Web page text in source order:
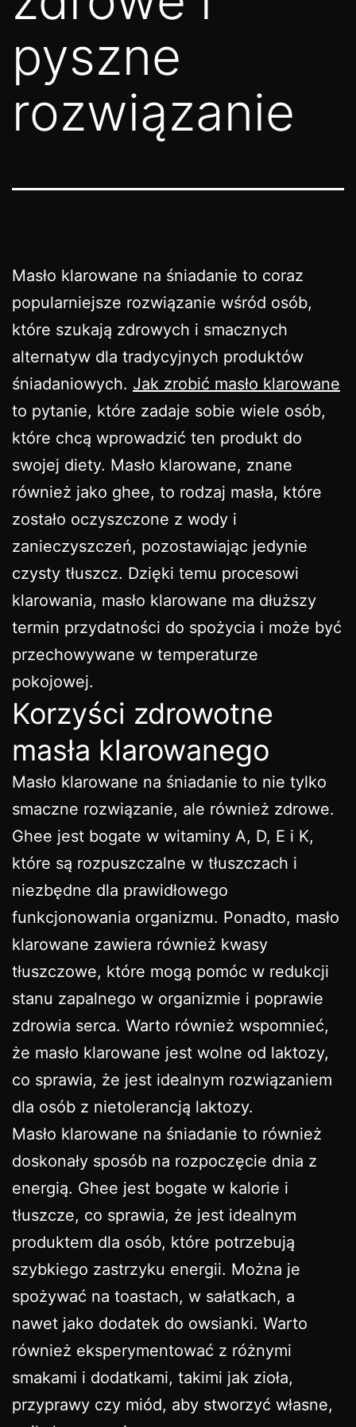
pyszne
rozwiązanie
Masło klarowane na śniadanie to coraz
popularniejsze rozwiązanie wśród osób,
które szukają zdrowych i smacznych
alternatyw dla tradycyjnych produktów
śniadaniowych. Jak zrobić masło klarowane
to pytanie, które zadaje sobie wiele osób,
które chcą wprowadzić ten produkt do
swojej diety. Masło klarowane, znane
również jako ghee, to rodzaj masła, które
zostało oczyszczone z wody i
zanieczyszczeń, pozostawiając jedynie
czysty tłuszcz. Dzięki temu procesowi
klarowania, masło klarowane ma dłuższy
termin przydatności do spożycia i może być
przechowywane w temperaturze
pokojowej.
Korzyści zdrowotne
masła klarowanego
Masło klarowane na śniadanie to nie tylko
smaczne rozwiązanie, ale również zdrowe.
Ghee jest bogate w witaminy A, D, E i K,
które są rozpuszczalne w tłuszczach i
niezbędne dla prawidłowego
funkcjonowania organizmu. Ponadto, masło
klarowane zawiera również kwasy
tłuszczowe, które mogą pomóc w redukcji
stanu zapalnego w organizmie i poprawie
zdrowia serca. Warto również wspomnieć,
że masło klarowane jest wolne od laktozy,
co sprawia, że jest idealnym rozwiązaniem
dla osób z nietolerancją laktozy.
Masło klarowane na śniadanie to również
doskonały sposób na rozpoczęcie dnia z
energią. Ghee jest bogate w kalorie i
tłuszcze, co sprawia, że jest idealnym
produktem dla osób, które potrzebują
szybkiego zastrzyku energii. Można je
spożywać na toastach, w sałatkach, a
nawet jako dodatek do owsianki. Warto
również eksperymentować z różnymi
smakami i dodatkami, takimi jak zioła,
przyprawy czy miód, aby stworzyć własne,